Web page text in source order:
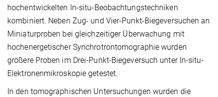
hochentwickelten In-situ-Beobachtungstechniken
kombiniert. Neben Zug- und Vier-Punkt-Biegeversuchen an
Miniaturproben bei gleichzeitiger Überwachung mit
hochenergetischer Synchrotrontomographie wurden
größere Proben im Drei-Punkt-Biegeversuch unter In-situ-
Elektronenmikroskopie getestet.
In den tomographischen Untersuchungen wurden die